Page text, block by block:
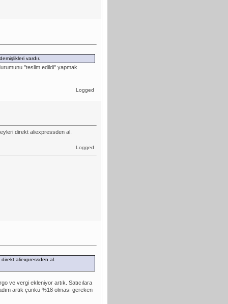
vardır.
"teslim edildi" yapmak
Logged
direkt aliexpressden al.
Logged
direkt aliexpressden al.
ve vergi ekleniyor artık. Satıcılara
artık çünkü %18 olması gereken